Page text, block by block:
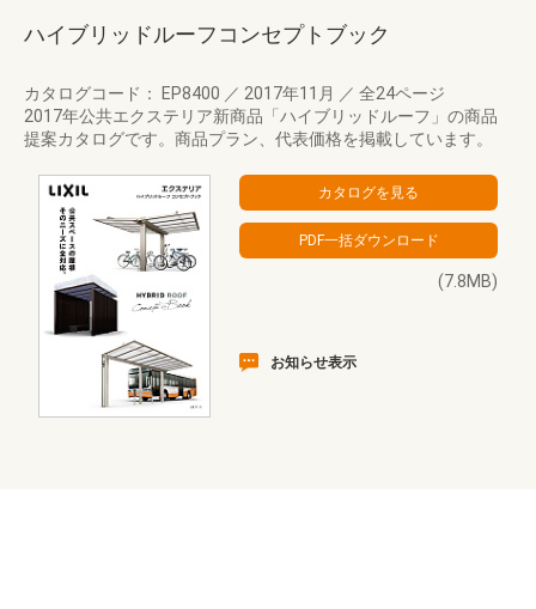
ハイブリッドルーフコンセプトブック
カタログコード： EP8400 ／ 2017年11月 ／ 全24ページ
2017年公共エクステリア新商品「ハイブリッドルーフ」の商品
提案カタログです。商品プラン、代表価格を掲載しています。
(7.8MB)
お知らせ表示